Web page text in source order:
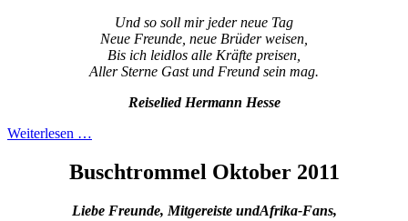
Und so soll mir jeder neue Tag
Neue Freunde, neue Brüder weisen,
Bis ich leidlos alle Kräfte preisen,
Aller Sterne Gast und Freund sein mag.
Reiselied Hermann Hesse
Weiterlesen …
Buschtrommel Oktober 2011
Liebe Freunde, Mitgereiste undAfrika-Fans,